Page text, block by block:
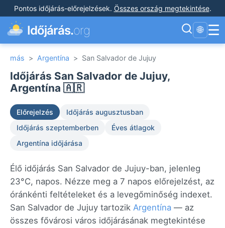
Pontos időjárás-előrejelzések. Összes ország megtekintése.
Időjárás.org 🌐 ☰
más > Argentína > San Salvador de Jujuy
Időjárás San Salvador de Jujuy,
Argentína 🇦🇷
Előrejelzés
Időjárás augusztusban
Időjárás szeptemberben
Éves átlagok
Argentína időjárása
Élő időjárás San Salvador de Jujuy-ban, jelenleg
23°C, napos. Nézze meg a 7 napos előrejelzést, az
óránkénti feltételeket és a levegőminőség indexet.
San Salvador de Jujuy tartozik Argentína — az
összes fővárosi város időjárásának megtekintése